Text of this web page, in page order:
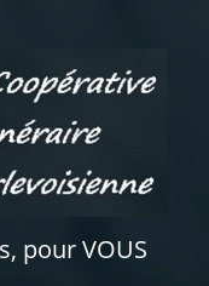
pour VOUS